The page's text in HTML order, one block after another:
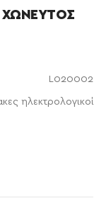
L020002
ηλεκτρολογικοί